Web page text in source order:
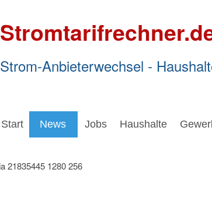
Strom-Anbieterwechsel -
Start News Jobs Haushalte